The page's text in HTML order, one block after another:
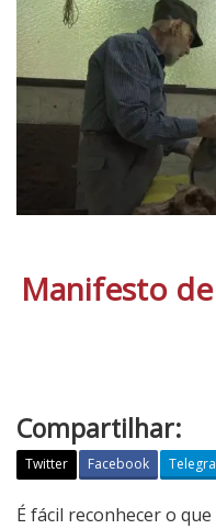
Manifesto
Compartilhar:
Twitter Facebook
F
É fácil reconhecer o